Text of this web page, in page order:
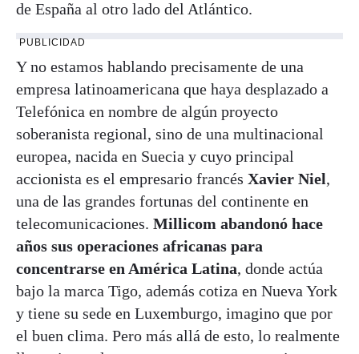
de España al otro lado del Atlántico.
PUBLICIDAD
Y no estamos hablando precisamente de una
empresa latinoamericana que haya desplazado a
Telefónica en nombre de algún proyecto
soberanista regional, sino de una multinacional
europea, nacida en Suecia y cuyo principal
accionista es el empresario francés Xavier Niel,
una de las grandes fortunas del continente en
telecomunicaciones. Millicom abandonó hace
años sus operaciones africanas para
concentrarse en América Latina, donde actúa
bajo la marca Tigo, además cotiza en Nueva York
y tiene su sede en Luxemburgo, imagino que por
el buen clima. Pero más allá de esto, lo realmente